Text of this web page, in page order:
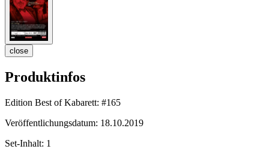
close
Produktinfos
Edition Best of Kabarett: #165
Veröffentlichungsdatum: 18.10.2019
Set-Inhalt: 1